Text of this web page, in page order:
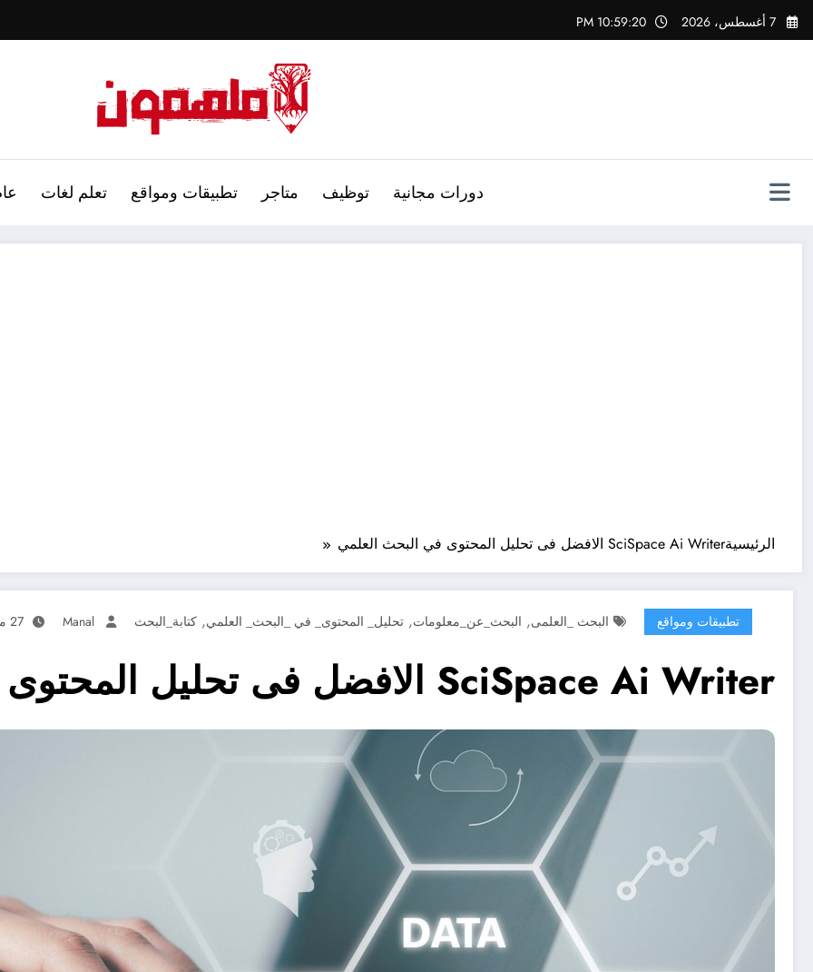
التجاوز
إلى
7 أغسطس، 2026 10:59:21 PM
دورات مجانية توظيف متاجر تطبيقات ومواقع تعلم لغات
الرئيسيةSciSpace Ai Writer الافضل فى تحليل المحتوى في البحث العلمي
تطبيقات ومواقع البحث _العلمى, البحث_عن_معلومات, تحليل_ المحتوى_ في _البحث_ العلمي, كتابة_البحث Manal 27 مايو، 2025
SciSpace Ai Writer الافضل فى تحليل المحتوى في البحث العلمي